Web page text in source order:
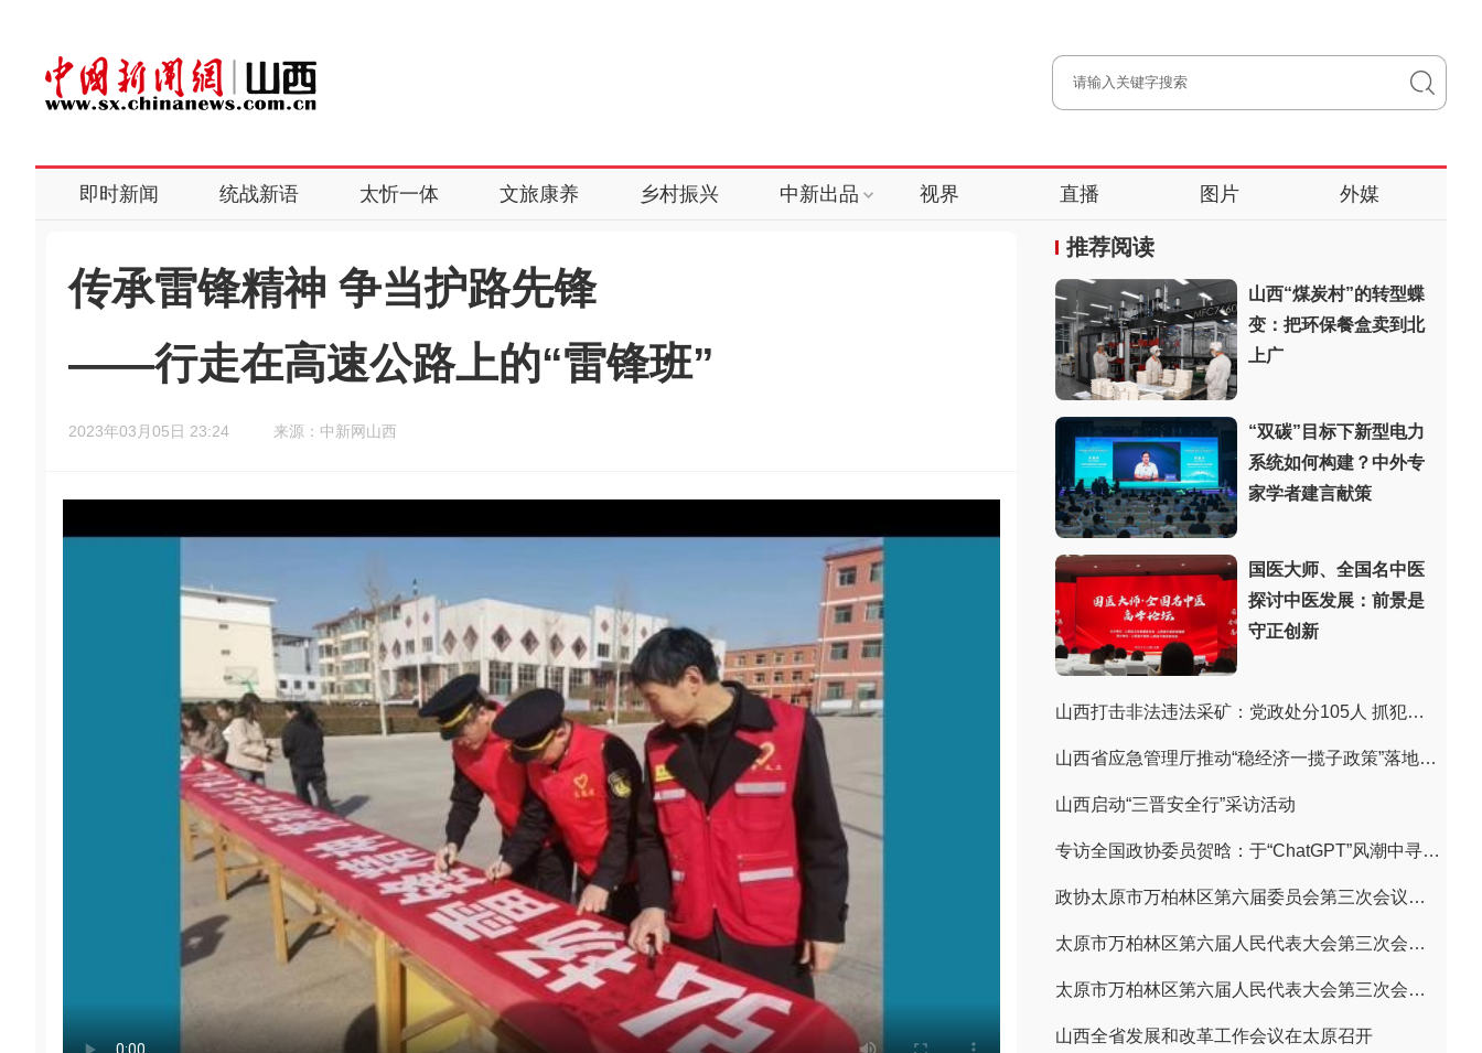
即时新闻 统战新语 太忻一体 文旅康养 乡村振兴 中新出品 视界 直播 图片 外媒
传承雷锋精神 争当护路先锋
——行走在高速公路上的“雷锋班”
2023年03月05日 23:24 来源：中新网山西
推荐阅读
山西“煤炭村”的转型蝶
变：把环保餐盒卖到北
上广
“双碳”目标下新型电力
系统如何构建？中外专
家学者建言献策
国医大师、全国名中医
探讨中医发展：前景是
守正创新
山西打击非法违法采矿：党政处分105人 抓犯罪嫌疑人243人
山西省应急管理厅推动“稳经济一揽子政策”落地见效
山西启动“三晋安全行”采访活动
专访全国政协委员贺晗：于“ChatGPT”风潮中寻找国产AI生态蝶变先机
政协太原市万柏林区第六届委员会第三次会议胜利闭幕
太原市万柏林区第六届人民代表大会第三次会议开幕
太原市万柏林区第六届人民代表大会第三次会议胜利闭幕
山西全省发展和改革工作会议在太原召开